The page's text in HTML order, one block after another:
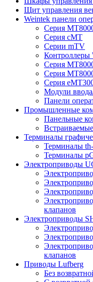
Щит управления
Weintek панели
Серия
Серия cMT
Серии mTV
Контроллеры
Серия
Серия
Серия
Модули
Панели
Промышленные
Панельные
Терминалы
Терминалы
Терминалы
Электроприводы
клапанов
Электроприводы
клапанов
Приводы Lufberg
Без